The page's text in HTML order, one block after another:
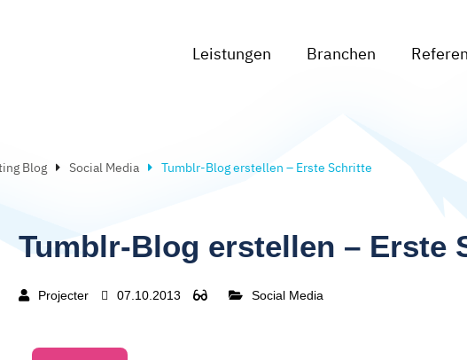
Leistungen Branchen
Blog Social Media Tumblr-Blog erstellen – Erste Schritte
Tumblr-Blog erstellen – Erste
Projecter 07.10.2013 Social Media